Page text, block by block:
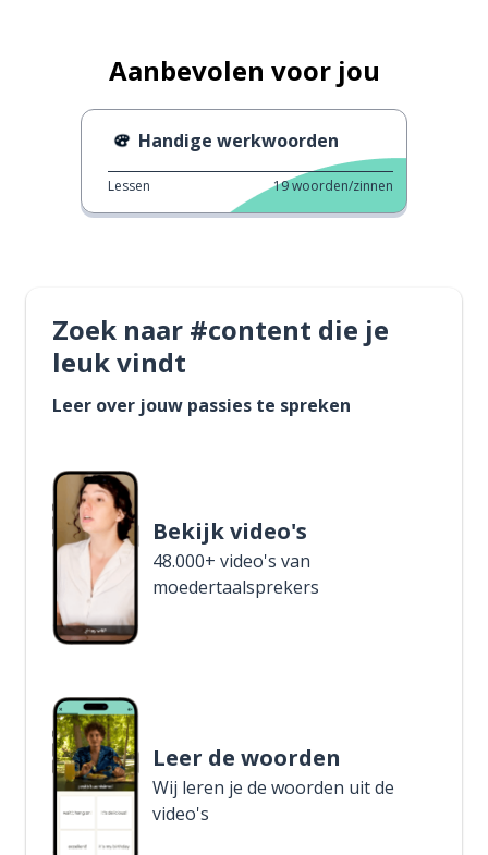
Aanbevolen voor jou
Handige werkwoorden
Lessen 19woorden/zinnen
Zoek naar #content die je
leuk vindt
Leer over jouw passies te spreken
Bekijk video's
48.000+ video's van
moedertaalsprekers
Leer de woorden
Wij leren je de woorden uit de
video's